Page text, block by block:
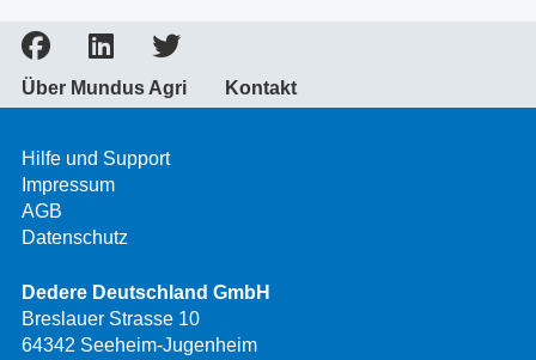
Über Mundus Agri Kontakt
Hilfe und Support
Impressum
AGB
Datenschutz
Dedere Deutschland GmbH
Breslauer Strasse 10
64342 Seeheim-Jugenheim